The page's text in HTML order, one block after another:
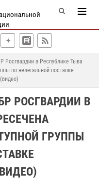
Росгвардии в Республике Тыва
по нелегальной поставке
РОСГВАРДИИ В
ГРУППЫ